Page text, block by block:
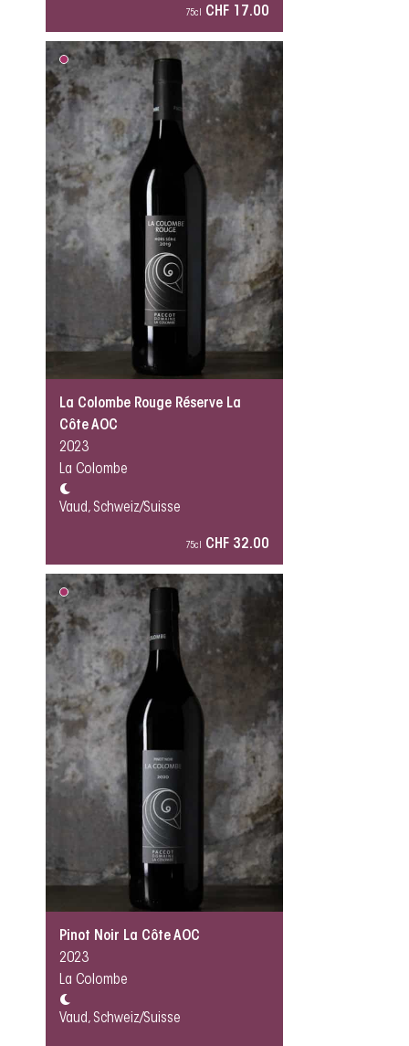
75cl CHF 17.00
La Colombe Rouge Réserve La
Côte AOC
2023
La Colombe
Vaud, Schweiz/Suisse
75cl CHF 32.00
Pinot Noir La Côte AOC
2023
La Colombe
Vaud, Schweiz/Suisse